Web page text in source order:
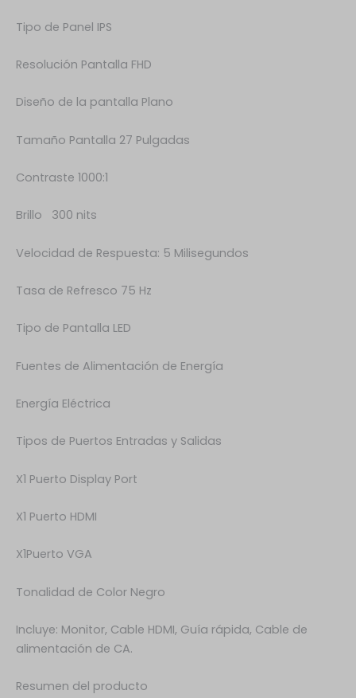
Tipo de Panel IPS
Resolución Pantalla FHD
Diseño de la pantalla Plano
Tamaño Pantalla 27 Pulgadas
Contraste 1000:1
Brillo 300 nits
Velocidad de Respuesta: 5 Milisegundos
Tasa de Refresco 75 Hz
Tipo de Pantalla LED
Fuentes de Alimentación de Energía
Energía Eléctrica
Tipos de Puertos Entradas y Salidas
X1 Puerto Display Port
X1 Puerto HDMI
X1Puerto VGA
Tonalidad de Color Negro
Incluye: Monitor, Cable HDMI, Guía rápida, Cable de
alimentación de CA.
Resumen del producto